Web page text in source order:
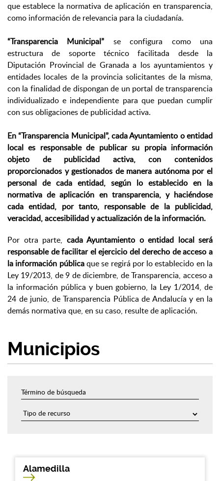
que establece la normativa de aplicación en transparencia,
como información de relevancia para la ciudadanía.
“Transparencia Municipal” se configura como una
estructura de soporte técnico facilitada desde la
Diputación Provincial de Granada a los ayuntamientos y
entidades locales de la provincia solicitantes de la misma,
con la finalidad de dispongan de un portal de transparencia
individualizado e independiente para que puedan cumplir
con sus obligaciones de publicidad activa.
En “Transparencia Municipal”, cada Ayuntamiento o entidad
local es responsable de publicar su propia información
objeto de publicidad activa, con contenidos
proporcionados y gestionados de manera autónoma por el
personal de cada entidad, según lo establecido en la
normativa de aplicación en transparencia, y haciéndose
cada entidad, por tanto, responsable de la publicidad,
veracidad, accesibilidad y actualización de la información.
Por otra parte, cada Ayuntamiento o entidad local será
responsable de facilitar el ejercicio del derecho de acceso a
la información públicaque se regirá por lo establecido en la
Ley 19/2013, de 9 de diciembre, de Transparencia, acceso a
la información pública y buen gobierno, la Ley 1/2014, de
24 de junio, de Transparencia Pública de Andalucía y en la
demás normativa que, en su caso, resulte de aplicación.
Municipios
Alamedilla